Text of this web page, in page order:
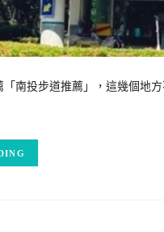
「南投步道推薦」，這幾個地